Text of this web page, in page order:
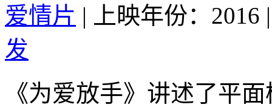
爱情片 | 上映年份：2016 |
发
《为爱放手》讲述了平